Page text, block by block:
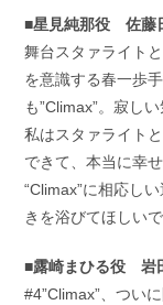
■星見純那役 佐藤
舞台スタァライト
を意識する春一歩
も”Climax”。寂し
私はスタァライト
できて、本当に幸
“Climax”に相応し
きを浴びてほしいで
■露崎まひる役 岩
#4”Climax”、つい